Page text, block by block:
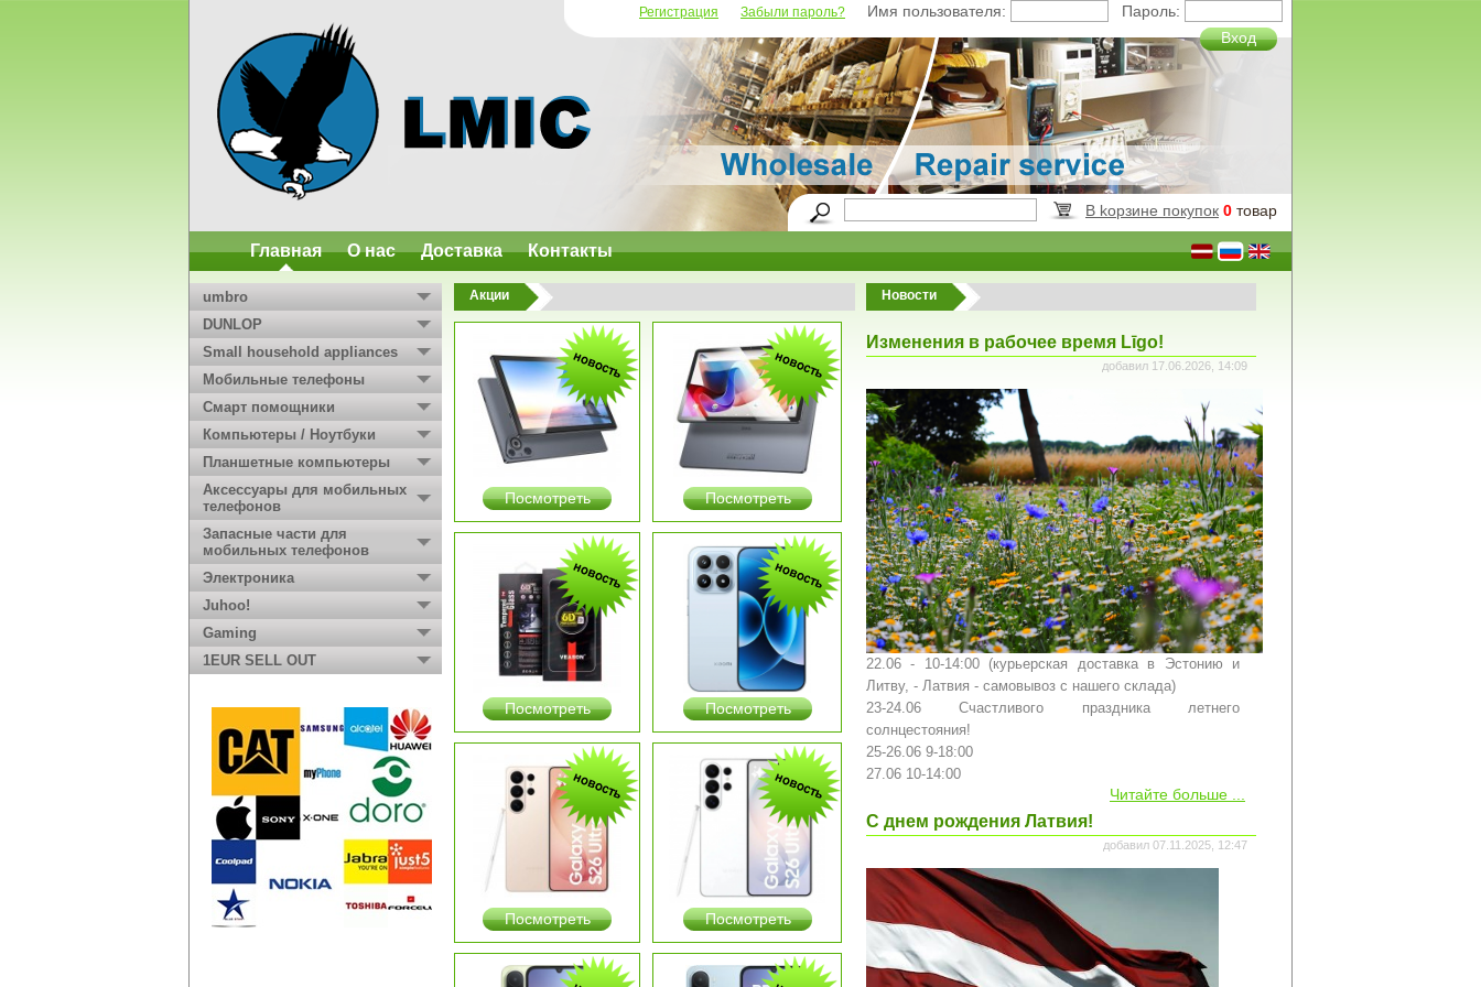
Регистрация Забыли пароль? Имя пользователя:
Пароль:
Вход
B kорзинe покупок 0 товар
Главная О нас Доставка Контакты
umbro
DUNLOP
Small household appliances
Мобильные телефоны
Смарт помощники
Компьютеры / Ноутбуки
Планшетные компьютеры
Аксессуары для мобильных
телефонов
Запасные части для
мобильных телефонов
Электроника
Juhoo!
Gaming
1EUR SELL OUT
Акции
Посмотреть Посмотреть
Посмотреть Посмотреть
Посмотреть Посмотреть
Новости
Изменения в рабочее время Līgo!
добавил 17.06.2026, 14:09
22.06 - 10-14:00 (курьерская доставка в Эстонию и
Литву, - Латвия - самовывоз с нашего склада)
23-24.06 Счастливого праздника летнего
солнцестояния!
25-26.06 9-18:00
27.06 10-14:00
Читайте больше ...
С днем ​​рождения Латвия!
добавил 07.11.2025, 12:47